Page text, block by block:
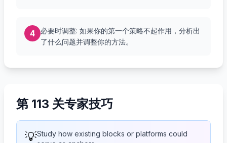
4
必要时调整: 如果你的第一个策略不起作用，分析出
了什么问题并调整你的方法。
第 113 关专家技巧
💡Study how existing blocks or platforms could